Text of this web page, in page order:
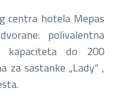
centra hotela Mepas
polivalentna
kapaciteta do 200
za sastanke „Lady“ ,